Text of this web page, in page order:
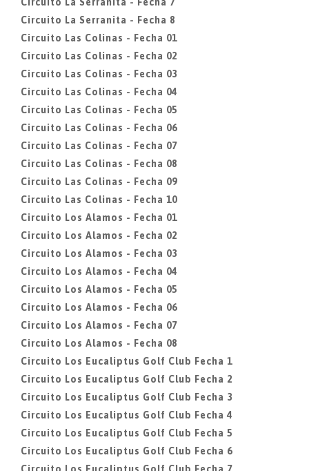
Circuito La Serranita - Fecha 8
Circuito Las Colinas - Fecha 01
Circuito Las Colinas - Fecha 02
Circuito Las Colinas - Fecha 03
Circuito Las Colinas - Fecha 04
Circuito Las Colinas - Fecha 05
Circuito Las Colinas - Fecha 06
Circuito Las Colinas - Fecha 07
Circuito Las Colinas - Fecha 08
Circuito Las Colinas - Fecha 09
Circuito Las Colinas - Fecha 10
Circuito Los Alamos - Fecha 01
Circuito Los Alamos - Fecha 02
Circuito Los Alamos - Fecha 03
Circuito Los Alamos - Fecha 04
Circuito Los Alamos - Fecha 05
Circuito Los Alamos - Fecha 06
Circuito Los Alamos - Fecha 07
Circuito Los Alamos - Fecha 08
Circuito Los Eucaliptus Golf Club Fecha 1
Circuito Los Eucaliptus Golf Club Fecha 2
Circuito Los Eucaliptus Golf Club Fecha 3
Circuito Los Eucaliptus Golf Club Fecha 4
Circuito Los Eucaliptus Golf Club Fecha 5
Circuito Los Eucaliptus Golf Club Fecha 6